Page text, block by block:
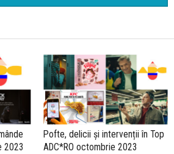
2023
Pofte, delicii și intervenții în Top
ADC*RO octombrie 2023